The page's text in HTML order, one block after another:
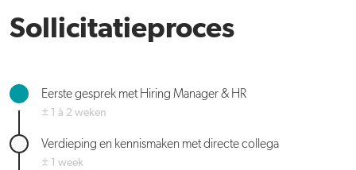
Sollicitatieproces
Eerste gesprek met Hiring Manager & HR
± 1 à 2 weken
Verdieping en kennismaken met directe collega
± 1 week